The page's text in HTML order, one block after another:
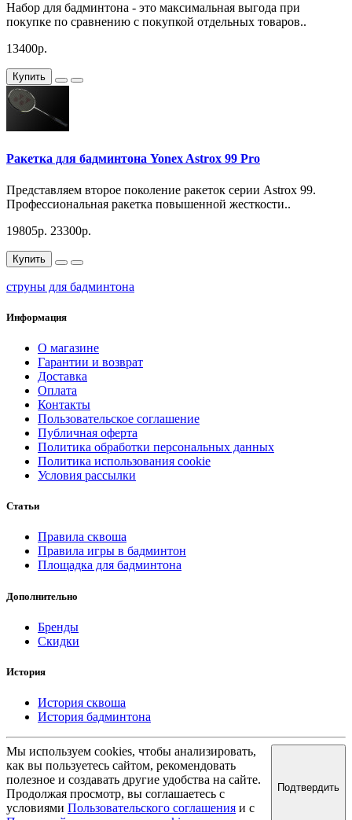
Набор для бадминтона - это максимальная выгода при
покупке по сравнению с покупкой отдельных товаров..
13400р.
Купить
Ракетка для бадминтона Yonex Astrox 99 Pro
Представляем второе поколение ракеток серии Astrox 99.
Профессиональная ракетка повышенной жесткости..
19805р. 23300р.
Купить
струны для бадминтона
Информация
О магазине
Гарантии и возврат
Доставка
Оплата
Контакты
Пользовательское соглашение
Публичная оферта
Политика обработки персональных данных
Политика использования cookie
Условия рассылки
Статьи
Правила сквоша
Правила игры в бадминтон
Площадка для бадминтона
Дополнительно
Бренды
Скидки
История
История сквоша
История бадминтона
Мы используем cookies, чтобы анализировать,
как вы пользуетесь сайтом, рекомендовать
полезное и создавать другие удобства на сайте.
Продолжая просмотр, вы соглашаетесь с
условиями Пользовательского соглашения и с
Подтвердить